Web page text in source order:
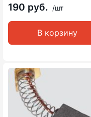
190 руб. /шт
В корзину